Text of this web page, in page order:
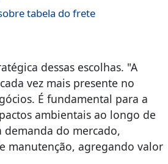
tabela do frete
dessas escolhas. "A
vez mais presente no
É fundamental para a
ambientais ao longo de
demanda do mercado,
manutenção, agregando valor